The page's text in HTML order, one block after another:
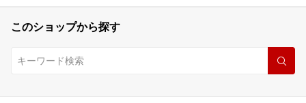
このショップから探す